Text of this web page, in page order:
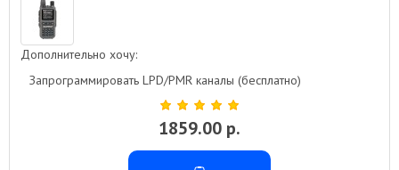
Дополнительно хочу:
Запрограммировать LPD/PMR каналы (бесплатно)
1859.00 р.